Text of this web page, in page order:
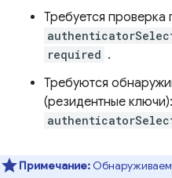
Требуется проверка
required .
Требуются
(резидентные ключи):
Примечание: